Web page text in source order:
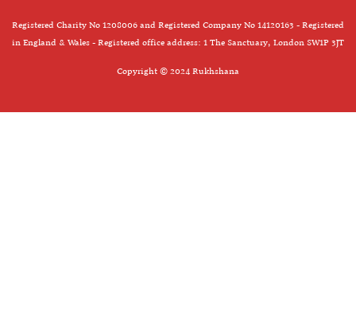
Registered Charity No 1208006 and Registered Company No 14120163 - Registered
in England & Wales - Registered office address: 1 The Sanctuary, London SW1P 3JT
Copyright © 2024 Rukhshana